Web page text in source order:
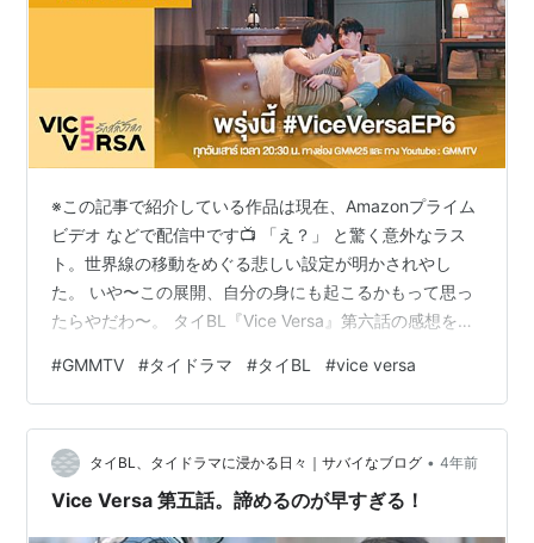
※この記事で紹介している作品は現在、Amazonプライム
ビデオ などで配信中です📺 「え？」 と驚く意外なラス
ト。世界線の移動をめぐる悲しい設定が明かされやし
た。 いや〜この展開、自分の身にも起こるかもって思っ
たらやだわ〜。 タイBL『Vice Versa』第六話の感想を。
大コケし、仲間はみんな（あきらめがよく）別の道へと
進んでいく。そんな中Peunさんが体借りてるTun君も
「脚本家辞めたら家賃払えん」と実家に戻ると言い出し
た。 Tessさんの体を借りてるTalay君はその言葉にすこ
し動揺。 彼のグラつきを察した自称…
#GMMTV #タイドラマ #タイBL #vice versa
タイBL、タイドラマに浸かる日々｜サバイなブログ • 4年前
Vice Versa 第五話。諦めるのが早すぎる！